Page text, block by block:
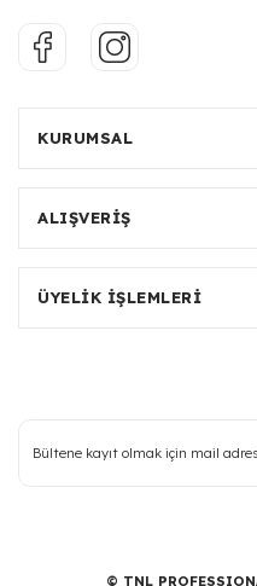
KURUMSAL
ALIŞVERİŞ
ÜYELİK İŞLEMLERİ
© TNL